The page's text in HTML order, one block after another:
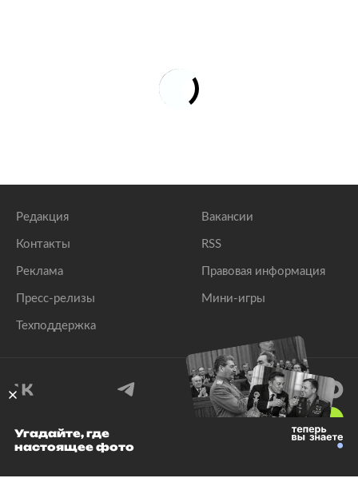
Редакция
Контакты
Реклама
Пресс-релизы
Техподдержка
Вакансии
RSS
Правовая информация
Мини-игры
© 1999–2026 Все права защищены.
Угадайте, где
настоящее фото